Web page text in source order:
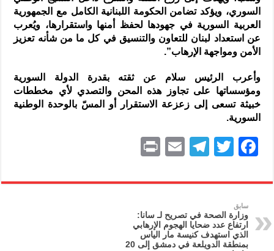
السوري، ويؤكد تضامن الحكومة اللبنانية الكامل مع الجمهورية
العربية السورية في جهودها لحفظ أمنها واستقرارها، ويُعرب
عن استعداد لبنان للتعاون والتنسيق في كل ما من شأنه تعزيز
الأمن ومواجهة الإرهاب”.
وأعرب الرئيس سلام عن ثقته بقدرة الدولة السورية
ومؤسساتها على تجاوز هذه المحن والتصدي لأي مخططات
خبيثة تسعى إلى زعزعة الاستقرار أو المسّ بالوحدة الوطنية
السورية.
F
c
e
b
o
T
itt
T
e
a
m
E
ai
l
nt
سابق
وزارة الصحة في تصريح لـ سانا:
ارتفاع عدد ضحايا الهجوم الإرهابي
الذي استهدف كنيسة مار الياس
بمنطقة الدويلعة في دمشق إلى 20